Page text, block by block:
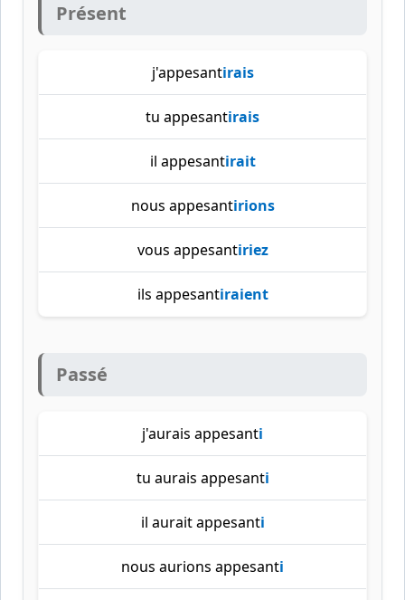
Présent
j'appesantirais
tu appesantirais
il appesantirait
nous appesantirions
vous appesantiriez
ils appesantiraient
Passé
j'aurais appesanti
tu aurais appesanti
il aurait appesanti
nous aurions appesanti